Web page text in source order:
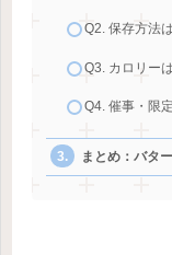
Q2. 保存方法
Q3. カロリー
Q4. 催事・限
まとめ：バタ